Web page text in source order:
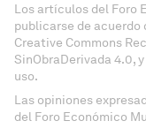
Los artículos del Foro
publicarse de
Creative Commons
SinObraDerivada 4.0,
uso.
Las opiniones
del Foro Económico